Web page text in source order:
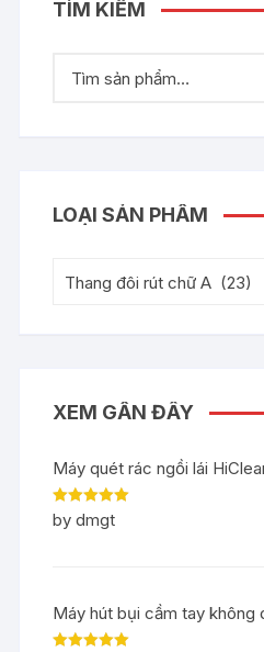
TÌM KIẾM
LOẠI SẢN PHẨM
Thang đôi rút chữ A (23)
XEM GẦN ĐÂY
Máy quét rác ngồi lái
Rated5out
of 5
by dmgt
Máy hút bụi cầm tay không